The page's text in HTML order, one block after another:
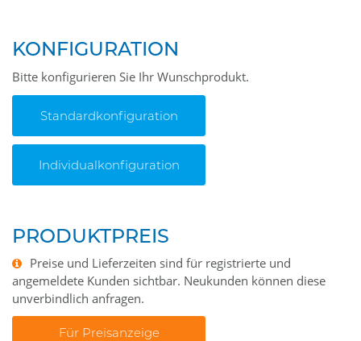
KONFIGURATION
Bitte konfigurieren Sie Ihr Wunschprodukt.
Standardkonfiguration
Individualkonfiguration
PRODUKTPREIS
Preise und Lieferzeiten sind für registrierte und
angemeldete Kunden sichtbar. Neukunden können diese
unverbindlich anfragen.
Für Preisanzeige